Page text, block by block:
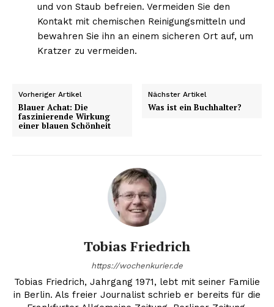
und von Staub befreien. Vermeiden Sie den
Kontakt mit chemischen Reinigungsmitteln und
bewahren Sie ihn an einem sicheren Ort auf, um
Kratzer zu vermeiden.
Vorheriger Artikel
Blauer Achat: Die
faszinierende Wirkung
einer blauen Schönheit
Nächster Artikel
Was ist ein Buchhalter?
Tobias Friedrich
https://wochenkurier.de
Tobias Friedrich, Jahrgang 1971, lebt mit seiner Familie
in Berlin. Als freier Journalist schrieb er bereits für die